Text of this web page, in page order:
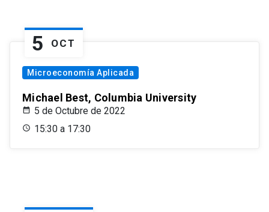
5 OCT
Microeconomía Aplicada
Michael Best, Columbia University
5 de Octubre de 2022
15:30 a 17:30